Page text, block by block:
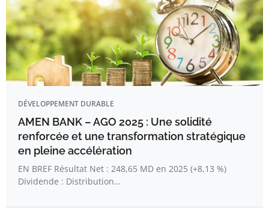
DÉVELOPPEMENT DURABLE
AMEN BANK – AGO 2025 : Une solidité
renforcée et une transformation stratégique
en pleine accélération
EN BREF Résultat Net : 248,65 MD en 2025 (+8,13 %)
Dividende : Distribution…